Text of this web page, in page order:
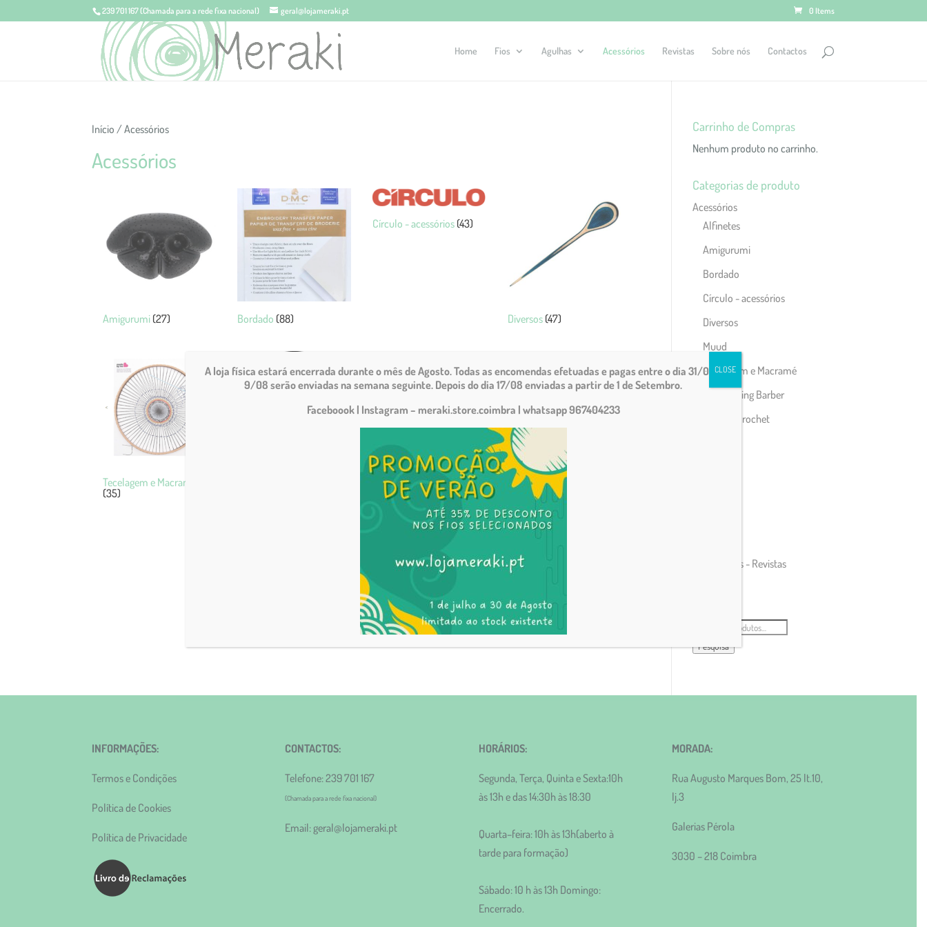
239 701 167(Chamada para a rede fixa nacional) geral@lojameraki.pt 0 Items
Home Fios Agulhas Acessórios Revistas Sobre nós Contactos
Início / Acessórios
Acessórios
Amigurumi (27) Bordado (88)
Círculo - acessórios (43)
Diversos (47)
Tecelagem e Macramé
(35)
Tricot e Crochet(111)
Carrinho de Compras
Nenhum produto no carrinho.
Categorias de produto
Acessórios
Alfinetes
Amigurumi
Bordado
Círculo - acessórios
Diversos
Muud
Tecelagem e Macramé
The Knitting Barber
Tricot e Crochet
Publicações - Revistas
por:
Pesquisa
INFORMAÇÕES:
Termos e Condições
Política de Cookies
Política de Privacidade
CONTACTOS:
Telefone: 239 701 167
(Chamada para a rede fixa nacional)
Email: geral@lojameraki.pt
HORÁRIOS:
Segunda, Terça, Quinta e Sexta:10h
às 13h e das 14:30h às 18:30
Quarta–feira: 10h às 13h(aberto à
tarde para formação)
Sábado: 10 h às 13h Domingo:
Encerrado.
MORADA:
Rua Augusto Marques Bom, 25 lt.10,
lj.3
Galerias Pérola
3030 – 218 Coimbra
A loja física estará encerrada durante o mês de Agosto.Todas as encomendas efetuadas e pagas entre o dia 31/07 e
9/08 serão enviadas na semana seguinte. Depois do dia 17/08 enviadas a partir de 1 de Setembro.
Faceboook | Instagram – meraki.store.coimbra | whatsapp 967404233
CLOSE